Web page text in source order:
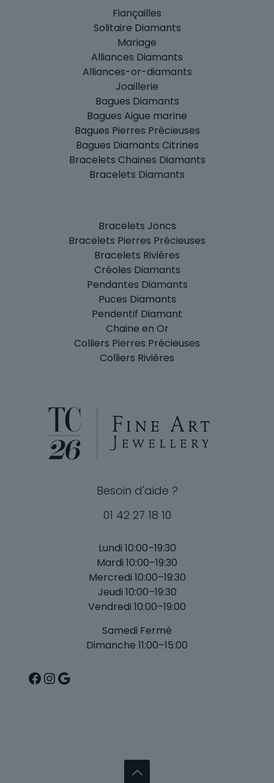
Fiançailles
Solitaire Diamants
Mariage
Alliances Diamants
Alliances-or-diamants
Joaillerie
Bagues Diamants
Bagues Aigue marine
Bagues Pierres Précieuses
Bagues Diamants Citrines
Bracelets Chaines Diamants
Bracelets Diamants
Bracelets Joncs
Bracelets Pierres Précieuses
Bracelets Rivières
Créoles Diamants
Pendantes Diamants
Puces Diamants
Pendentif Diamant
Chaine en Or
Colliers Pierres Précieuses
Colliers Rivières
Besoin d'aide ?
01 42 27 18 10
Lundi 10:00–19:30
Mardi 10:00–19:30
Mercredi 10:00–19:30
Jeudi 10:00–19:30
Vendredi 10:00–19:00
Samedi Fermé
Dimanche 11:00–15:00
Facebook
Instagram
Google